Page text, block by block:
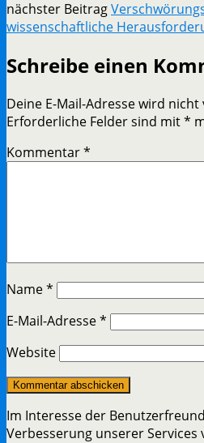
nächster Beitrag
wissenschaftliche
Schreibe einen
Deine E-Mail-Adresse wird
Erforderliche Felder sind mit*
Kommentar*
Name*
E-Mail-Adresse*
Website
Im Interesse der
Verbesserung unserer Services